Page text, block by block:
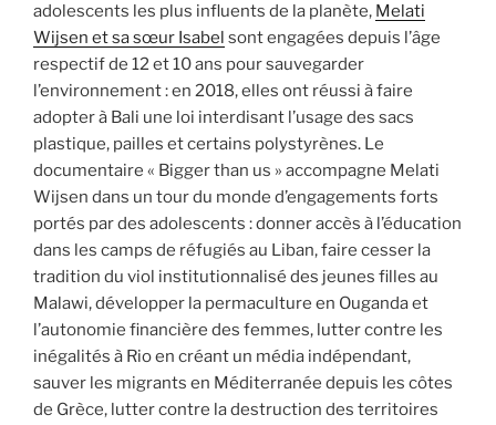
adolescents les plus influents de la planète, Melati
Wijsen et sa sœur Isabel sont engagées depuis l’âge
respectif de 12 et 10 ans pour sauvegarder
l’environnement : en 2018, elles ont réussi à faire
adopter à Bali une loi interdisant l’usage des sacs
plastique, pailles et certains polystyrènes. Le
documentaire « Bigger than us » accompagne Melati
Wijsen dans un tour du monde d’engagements forts
portés par des adolescents : donner accès à l’éducation
dans les camps de réfugiés au Liban, faire cesser la
tradition du viol institutionnalisé des jeunes filles au
Malawi, développer la permaculture en Ouganda et
l’autonomie financière des femmes, lutter contre les
inégalités à Rio en créant un média indépendant,
sauver les migrants en Méditerranée depuis les côtes
de Grèce, lutter contre la destruction des territoires